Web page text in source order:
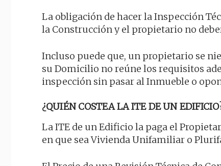
La obligación de hacer la Inspección
la Construcción y el propietario no
Incluso puede que, un propietario se
su Domicilio no reúne los requisitos
inspección sin pasar al Inmueble o
¿QUIÉN COSTEA LA ITE DE UN
La ITE de un Edificio la paga el
en que sea Vivienda Unifamiliar o